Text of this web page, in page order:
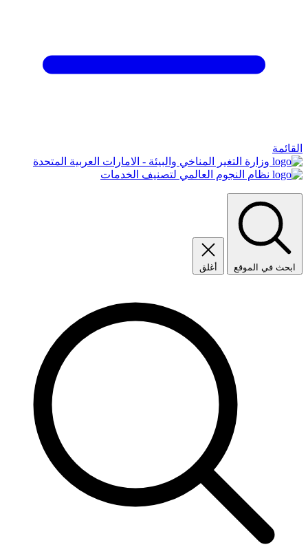
القائمة
وزارة التغير المناخي والبيئة - الامارات العربية المتحدة
نظام النجوم العالمي لتصنيف الخدمات
ابحث في الموقع أغلق